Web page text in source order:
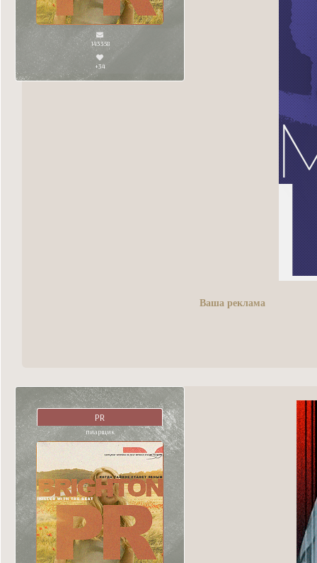
143358
+34
Ваша реклама
PR
пиарщик